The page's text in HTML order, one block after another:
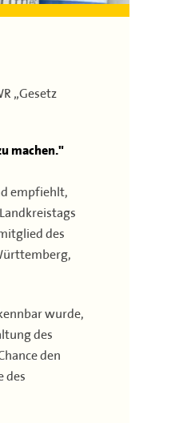
„Gesetz
machen."
empfiehlt,
des
wurde,
des
den
des